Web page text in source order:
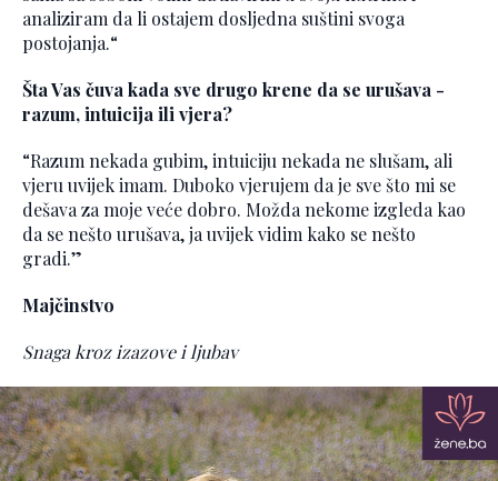
analiziram da li ostajem dosljedna suštini svoga
postojanja.“
Šta Vas čuva kada sve drugo krene da se urušava -
razum, intuicija ili vjera?
“Razum nekada gubim, intuiciju nekada ne slušam, ali
vjeru uvijek imam. Duboko vjerujem da je sve što mi se
dešava za moje veće dobro. Možda nekome izgleda kao
da se nešto urušava, ja uvijek vidim kako se nešto
gradi.”
Majčinstvo
Snaga kroz izazove i ljubav